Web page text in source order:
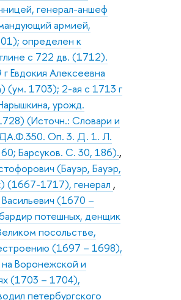
генерал-аншеф
армией,
определен к
с 722 дв. (1712).
Евдокия Алексеевна
(ум. 1703); 2-ая с 1713 г
урожд.
(Источн.: Словари и
Оп. 3. Д. 1. Л.
Барсуков. С. 30, 186).,
(Бауэр, Бауэр,
(1667-1717), генерал ,
(1670 –
потешных, денщик
посольстве,
(1697 – 1698),
Воронежской и
(1703 – 1704),
петербургского